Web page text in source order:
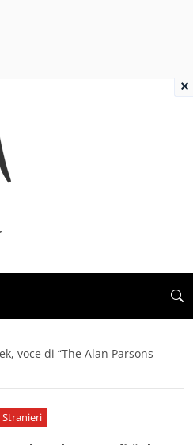
voce di “The Alan Parsons
Stranieri
×